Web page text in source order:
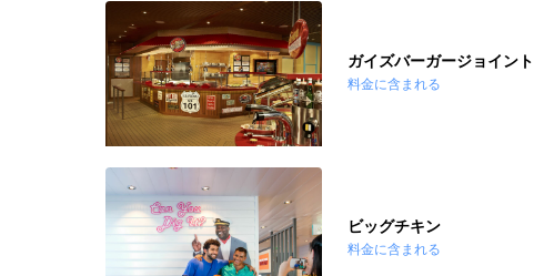
ガイズバーガージョイント
料金に含まれる
ビッグチキン
料金に含まれる